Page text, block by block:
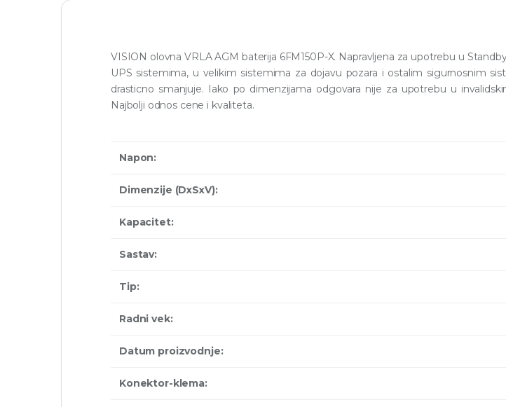
VISION olovna VRLA AGM baterija 6FM150P-X. Napravljena za upotrebu u
UPS sistemima, u velikim sistemima za dojavu pozara i ostalim sigurnosnim
drasticno smanjuje. Iako po dimenzijama odgovara nije za upotrebu u
Najbolji odnos cene i kvaliteta.
Napon:
Dimenzije (DxSxV):
Kapacitet:
Sastav:
Tip:
Radni vek:
Datum proizvodnje:
Konektor-klema: